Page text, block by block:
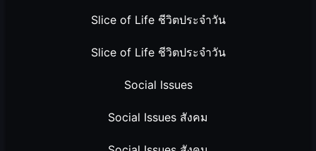
Slice of Life ชีวิตประจำวัน
Slice of Life ชีวิตประจำวัน
Social Issues
Social Issues สังคม